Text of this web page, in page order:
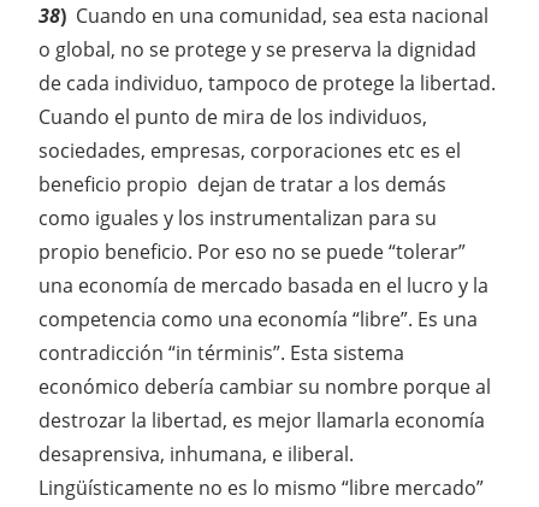
38) Cuando en una comunidad, sea esta nacional
o global, no se protege y se preserva la dignidad
de cada individuo, tampoco de protege la libertad.
Cuando el punto de mira de los individuos,
sociedades, empresas, corporaciones etc es el
beneficio propio dejan de tratar a los demás
como iguales y los instrumentalizan para su
propio beneficio. Por eso no se puede “tolerar”
una economía de mercado basada en el lucro y la
competencia como una economía “libre”. Es una
contradicción “in términis”. Esta sistema
económico debería cambiar su nombre porque al
destrozar la libertad, es mejor llamarla economía
desaprensiva, inhumana, e iliberal.
Lingüísticamente no es lo mismo “libre mercado”